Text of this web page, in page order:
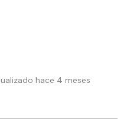
hace 4 meses